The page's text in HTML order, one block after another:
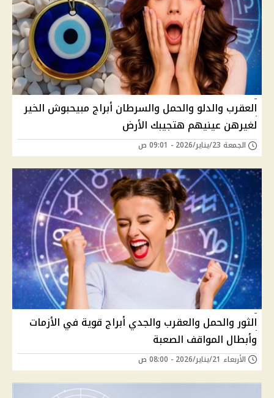
العقرب والدلو والحمل والسرطان أبراج مبيحبوش الخير
لغيرهن عينيهم هتجيبك الأرض
الجمعة 23/يناير/2026 - 09:01 ص
الثور والحمل والعقرب والجدي أبراج قوية في الأزمات
وأبطال المواقف الصعبة
الأربعاء 21/يناير/2026 - 08:00 ص